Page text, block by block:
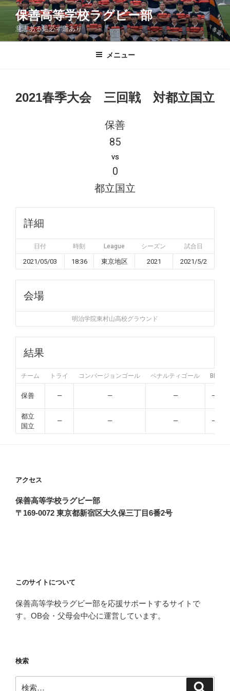
コ
ン
保善高等学校ラグビー部
意志ある処必ず道あり
メニュー
2021春季大会 三回戦 対都立国立
保善
85
vs
0
都立国立
詳細
日付 時刻 League シーズン 試合日
2021/05/03 18:36 東京地区 2021 2021/5/2
会場
明治学院東村山高校グラウンド
結果
チーム トライ コンバージョンゴール ペナルティゴール BP
保善 — — — —
都立
国立
— — — —
アクセス
保善高等学校ラグビー部
〒169-0072 東京都新宿区大久保三丁目6番2号
このサイトについて
保善高等学校ラグビー部を応援サポートするサイトで
す。OB会・父母会中心に運営しています。
検索